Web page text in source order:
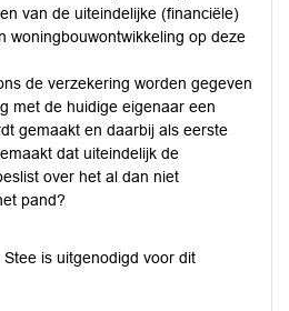
van de uiteindelijke (financiële)
woningbouwontwikkeling op deze
de verzekering worden gegeven
met de huidige eigenaar een
gemaakt en daarbij als eerste
dat uiteindelijk de
over het al dan niet
pand?
is uitgenodigd voor dit